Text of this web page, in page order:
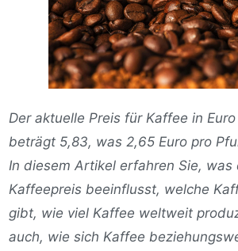
Der aktuelle Preis für Kaffee in
beträgt 5,83, was 2,65 Euro pro
In diesem Artikel erfahren Sie, was
Kaffeepreis beeinflusst, welche
gibt, wie viel Kaffee weltweit
auch, wie sich Kaffee